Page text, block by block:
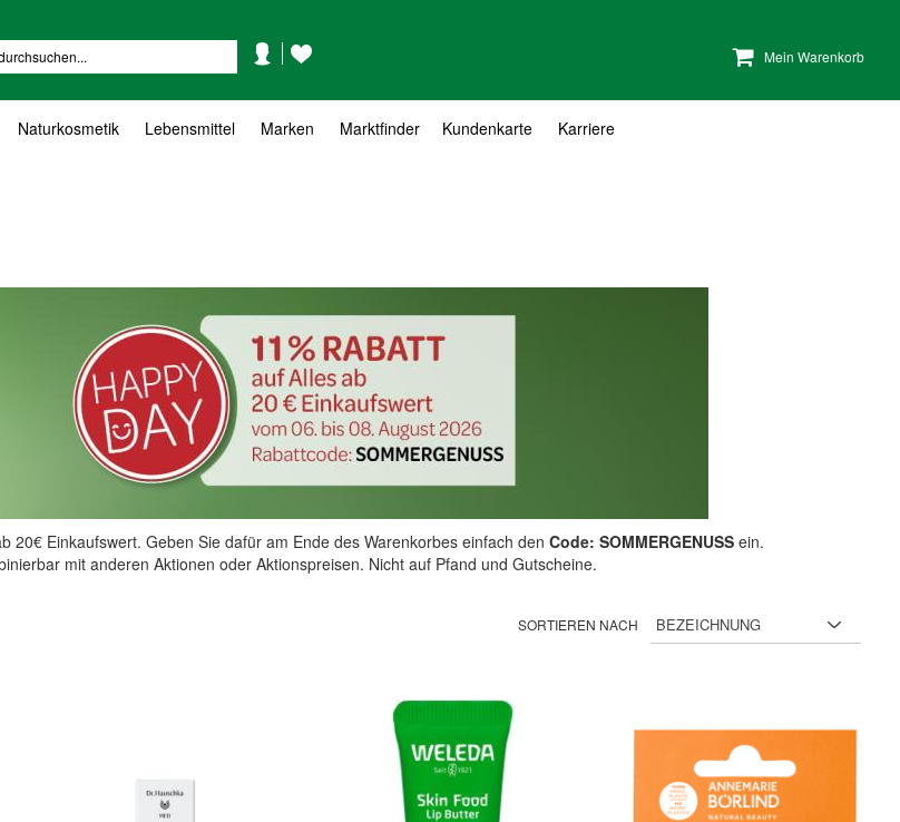
Mein Warenkorb
KontoWunschzettel
Naturkosmetik Lebensmittel Marken Marktfinder Kundenkarte Karriere
20€ Einkaufswert. Geben Sie dafür am Ende des Warenkorbes einfach den Code: SOMMERGENUSSein.
mit anderen Aktionen oder Aktionspreisen. Nicht auf Pfand und Gutscheine.
SORTIEREN NACH